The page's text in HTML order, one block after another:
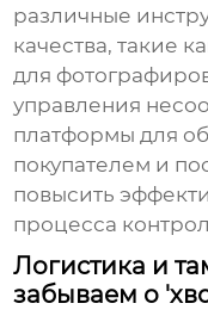
различные
качества, такие
для
управления
платформы для
покупателем и
повысить
процесса
Логистика и
забываем о